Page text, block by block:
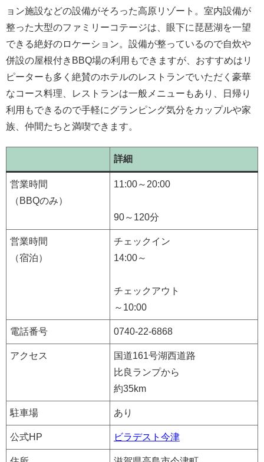
ョン施設などの設備がそろった高原リゾート。室内設備が
整った大型のファミリーコテージは、眼下に琵琶湖を一望
できる絶好のロケーション。設備が整っているので自炊や
併設の屋根付きBBQ場の利用もできますが、おすすめはリ
ピーターも多く絶賛のホテルのレストランでいただく豪華
なコース料理、レストランは一般メニューもあり、日帰り
利用もできるので手軽にグランピング気分をカップルや家
族、仲間たちと満喫できます。
詳細
営業時間
（BBQのみ）
11:00～20:00
90～120分
営業時間
（宿泊）
チェックイン
14:00～
チェックアウト
～10:00
電話番号 0740-22-6868
アクセス
国道161号湖西道路
比良ランプから
約35km
駐車場 あり
公式HP ビラデスト今津